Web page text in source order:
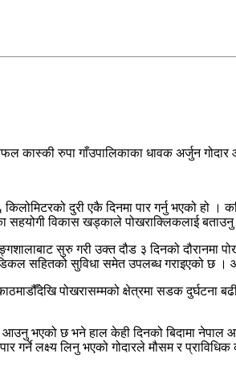
सफल कास्की रुपा गाँउपालिकाका धावक अर्जुन
दुरी एकै दिनमा पार गर्नु भएको हो ।
सहयोगी विकास खड्काले पोखराक्लिकलाई बताउनु
सुरु गरी उक्त दौड ३ दिनको दौरानमा
सहितको सुविधा समेत उपलब्ध गराइएको छ ।
पोखरासम्मको क्षेत्रमा सडक
आउनु भएको छ भने हाल केही दिनको बिदामा
लक्ष्य लिनु भएको गोदारले मौसम र